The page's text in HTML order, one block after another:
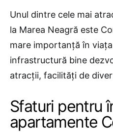
Unul dintre cele mai
la Marea Neagră este
mare importanță în
infrastructură bine
atracții, facilități de
Sfaturi pentru
apartamente